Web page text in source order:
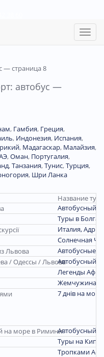
Toggle
— страница 8
автобус —
, Гамбия, Греция,
, Индонезия, Испания,
, Мадагаскар, Малайзия,
,Оман, Португалия,
,Танзания,Тунис,Турция,
, Шри Ланка
Название тура
Автобусный
Туры в
Италия,
Солнечная
Автобусные
Автобусный
Легенды
Жемчужина
7 днів на морі
Автобусный
Туры на Кипр
Тропками